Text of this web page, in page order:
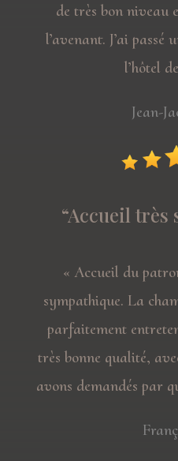
de très bon niveau
l’avenant. J’ai
l’hôtel
Jean-
“Accueil très
« Accueil du
sympathique. La c
parfaitement
très bonne qualité,
avons demandés par